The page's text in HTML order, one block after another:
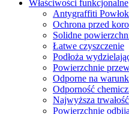
Właściwości funkcjonalne
Antygraffiti
Ochrona przed
Solidne
Łatwe czyszczenie
Podłoża
Powierzchnie
Odporne na
Odporność
Najwyższa trwałość
Powierzchnie